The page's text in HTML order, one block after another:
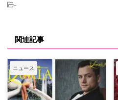
-
関連記事
ニュース